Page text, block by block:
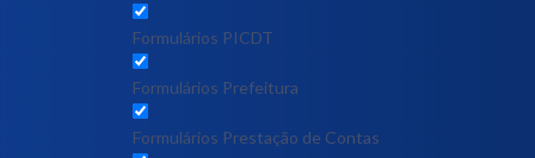
Formulários PICDT
Formulários Prefeitura
Formulários Prestação de Contas